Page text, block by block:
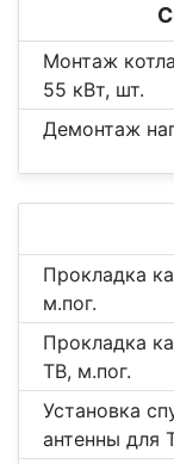
Монтаж
55 кВт, шт.
Демонтаж
Прокладка
м.пог.
Прокладка
ТВ, м.пог.
Установка
антенны для